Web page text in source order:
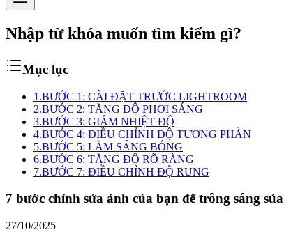
Nhập từ khóa muốn tìm kiếm gì?
Mục lục
1.BƯỚC 1: CÀI ĐẶT TRƯỚC LIGHTROOM
2.BƯỚC 2: TĂNG ĐỘ PHƠI SÁNG
3.BƯỚC 3: GIẢM NHIỆT ĐỘ
4.BƯỚC 4: ĐIỀU CHỈNH ĐỘ TƯƠNG PHẢN
5.BƯỚC 5: LÀM SÁNG BÓNG
6.BƯỚC 6: TĂNG ĐỘ RÕ RÀNG
7.BƯỚC 7: ĐIỀU CHỈNH ĐỘ RUNG
7 bước chỉnh sửa ảnh của bạn để trông sáng
27/10/2025